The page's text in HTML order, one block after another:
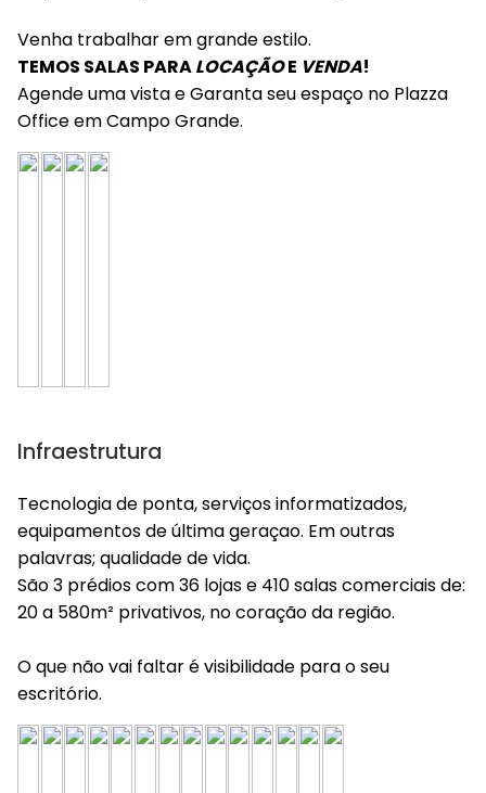
Venha trabalhar em grande estilo.
TEMOS SALAS PARALOCAÇÃOE VENDA!
Agende uma vista e Garanta seu espaço no Plazza
Office em Campo Grande.
Infraestrutura
Tecnologia de ponta, serviços informatizados,
equipamentos de última geraçao. Em outras
palavras; qualidade de vida.
São 3 prédios com 36 lojas e 410 salas comerciais de:
20 a 580m² privativos, no coração da região.
O que não vai faltar é visibilidade para o seu
escritório.